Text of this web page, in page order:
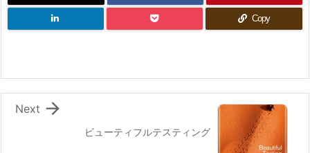
Copy
ビューティフルテスティング

Next